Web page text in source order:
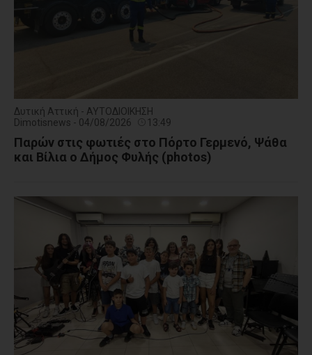
Δυτική Αττική - ΑΥΤΟΔΙΟΙΚΗΣΗ
Dimotisnews - 04/08/2026
13:49
Παρών στις φωτιές στο Πόρτο Γερμενό, Ψάθα
και Βίλια ο Δήμος Φυλής (photos)